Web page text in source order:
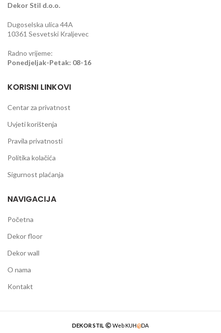
Dekor Stil d.o.o.
Dugoselska ulica 44A
10361 Sesvetski Kraljevec
Radno vrijeme:
Ponedjeljak-Petak: 08-16
KORISNI LINKOVI
Centar za privatnost
Uvjeti korištenja
Pravila privatnosti
Politika kolačića
Sigurnost plaćanja
NAVIGACIJA
Početna
Dekor floor
Dekor wall
O nama
Kontakt
DEKOR STIL WebKUH@DA